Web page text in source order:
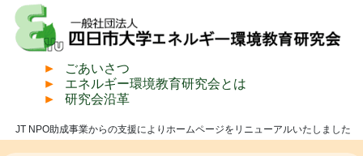
ごあいさつ
エネルギー環境教育研究会とは
研究会沿革
JT NPO助成事業からの支援によりホームページをリニューアルいたしました